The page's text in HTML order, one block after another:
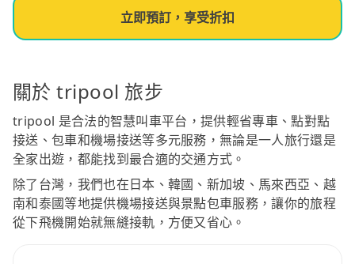
立即預訂，享受折扣
關於 tripool 旅步
tripool 是合法的智慧叫車平台，提供輕省專車、點對點
接送、包車和機場接送等多元服務，無論是一人旅行還是
全家出遊，都能找到最合適的交通方式。
除了台灣，我們也在日本、韓國、新加坡、馬來西亞、越
南和泰國等地提供機場接送與景點包車服務，讓你的旅程
從下飛機開始就無縫接軌，方便又省心。